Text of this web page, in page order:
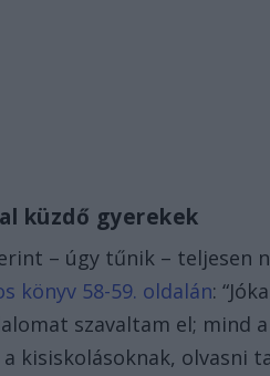
küzdő gyerekek
– úgy tűnik – teljesen
könyv 58-59. oldalán:
szavaltam el; mind
kisiskolásoknak, olvasni